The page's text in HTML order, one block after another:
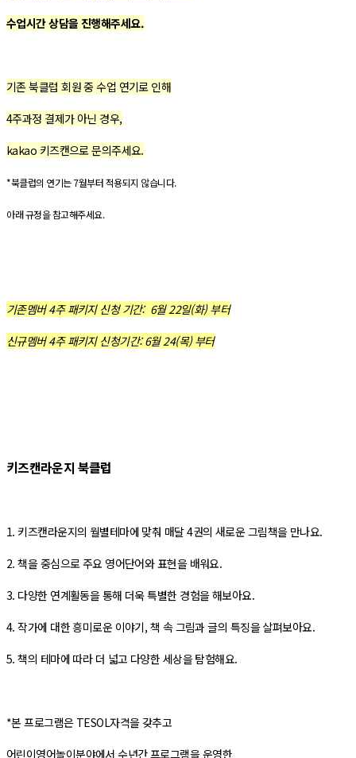
수업시간 상담을 진행해주세요.
기존 북클럽 회원 중 수업 연기로 인해
4주과정 결제가 아닌 경우,
kakao 키즈캔으로 문의주세요.
*북클럽의 연기는 7월부터 적용되지 않습니다.
아래 규정을 참고해주세요.
기존멤버 4주 패키지 신청 기간: 6월 22일(화) 부터
신규멤버 4주 패키지 신청기간: 6월 24(목) 부터
키즈캔라운지 북클럽
1. 키즈캔라운지의 월별테마에 맞춰 매달 4권의 새로운 그림책을 만나요.
2. 책을 중심으로 주요 영어단어와 표현을 배워요.
3. 다양한 연계활동을 통해 더욱 특별한 경험을 해보아요.
4. 작가에 대한 흥미로운 이야기, 책 속 그림과 글의 특징을 살펴보아요.
5. 책의 테마에 따라 더 넓고 다양한 세상을 탐험해요.
*본 프로그램은 TESOL자격을 갖추고
어린이영어놀이분야에서 수년간 프로그램을 운영한